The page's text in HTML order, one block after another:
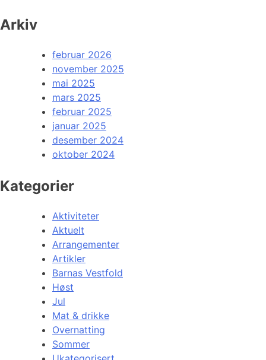
Arkiv
februar 2026
november 2025
mai 2025
mars 2025
februar 2025
januar 2025
desember 2024
oktober 2024
Kategorier
Aktiviteter
Aktuelt
Arrangementer
Artikler
Barnas Vestfold
Høst
Jul
Mat & drikke
Overnatting
Sommer